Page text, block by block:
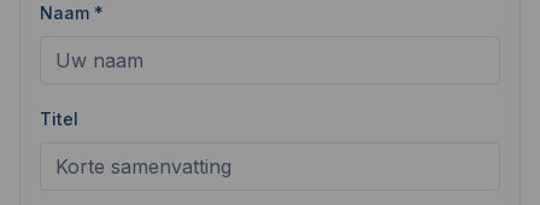
Naam *
Titel